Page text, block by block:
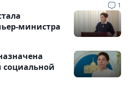
1
министра
социальной